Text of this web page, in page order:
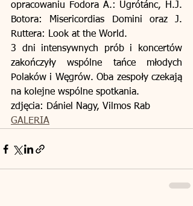
opracowaniu Fodora A.: Ugrótánc, H.J.
Botora: Misericordias Domini oraz J.
Ruttera: Look at the World.
3 dni intensywnych prób i koncertów
zakończyły wspólne tańce młodych
Polaków i Węgrów. Oba zespoły czekają
na kolejne wspólne spotkania.
zdjęcia: Dániel Nagy, Vilmos Rab
GALERIA